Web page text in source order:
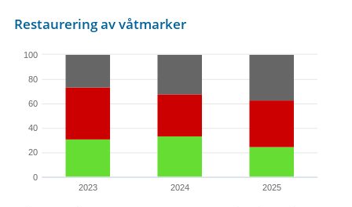
2023 2024 2025
0
20
40
60
80
100
Restaurering av våtmarker